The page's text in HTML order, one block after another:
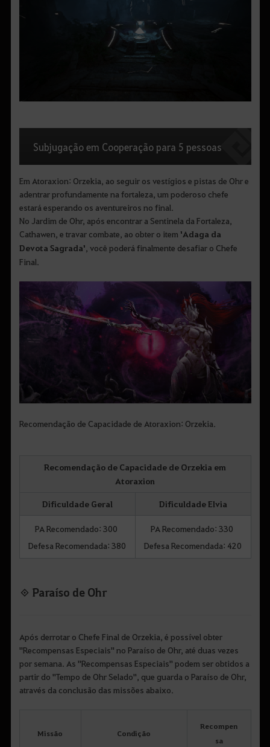
Subjugação em Cooperação para 5 pessoas
Em Atoraxion: Orzekia, ao seguir os vestígios e pistas de Ohr e
adentrar profundamente na fortaleza, um poderoso chefe
estará esperando os aventureiros no final.
No Jardim de Ohr, após encontrar a Sentinela da Fortaleza,
Cathawen, e travar combate, ao obter o item 'Adaga da
Devota Sagrada' , você poderá finalmente desafiar o Chefe
Final.
Recomendação de Capacidade de Atoraxion: Orzekia.
Recomendação de Capacidade de Orzekia em
Atoraxion
Dificuldade Geral
Dificuldade Elvia
PA Recomendado: 300
Defesa Recomendada: 380
PA Recomendado: 330
Defesa Recomendada: 420
◈ Paraíso de Ohr
Após derrotar o Chefe Final de Orzekia, é possível obter
"Recompensas Especiais" no Paraíso de Ohr, até duas vezes
por semana. As "Recompensas Especiais" podem ser obtidos a
partir do "Tempo de Ohr Selado", que guarda o Paraíso de Ohr,
através da conclusão das missões abaixo.
Missão Condição
Recompen
sa